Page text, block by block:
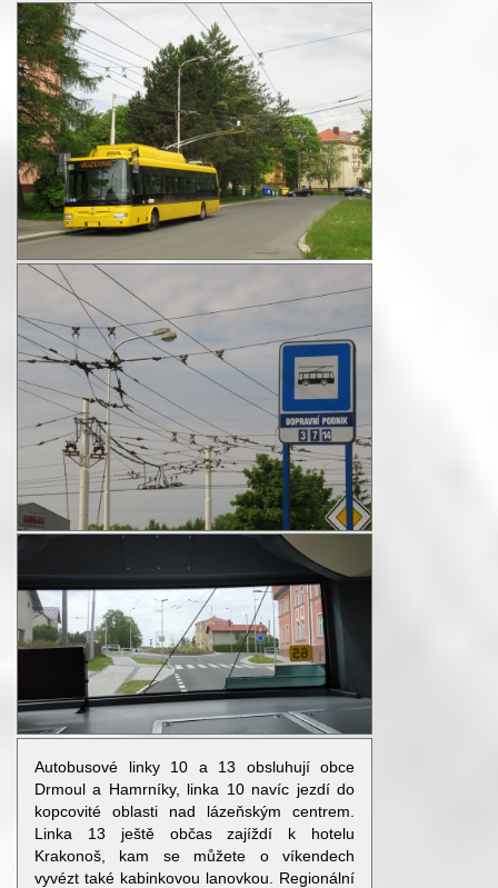
Autobusové linky 10 a 13 obsluhují obce
Drmoul a Hamrníky, linka 10 navíc jezdí do
kopcovité oblasti nad lázeňským centrem.
Linka 13 ještě občas zajíždí k hotelu
Krakonoš, kam se můžete o víkendech
vyvézt také kabinkovou lanovkou. Regionální